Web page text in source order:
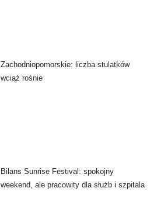
Zachodniopomorskie: liczba stulatków
wciąż rośnie
Bilans Sunrise Festival: spokojny
weekend, ale pracowity dla służb i szpitala